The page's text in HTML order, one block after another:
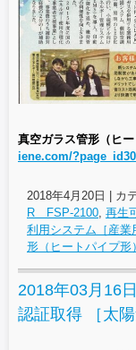
真空ガラス管形（ヒ
iene.com/?page_id30
2018年4月20日 カ
R FSP-2100, 再生
利用システム［産業
形（ヒートパイプ形
2018年03月16
認証取得 ［太